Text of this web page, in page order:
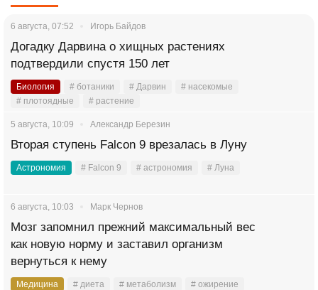
6 августа, 07:52 Игорь Байдов
Догадку Дарвина о хищных растениях
подтвердили спустя 150 лет
Биология # ботаники # Дарвин
# насекомые
# плотоядные
# растение
5 августа, 10:09 Александр Березин
Вторая ступень Falcon 9 врезалась в Луну
Астрономия # Falcon 9 # астрономия # Луна
6 августа, 10:03 Марк Чернов
Мозг запомнил прежний максимальный вес
как новую норму и заставил организм
вернуться к нему
Медицина # диета # метаболизм
# ожирение